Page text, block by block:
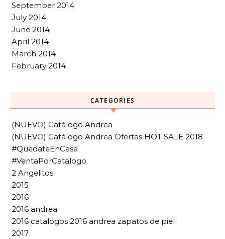
September 2014
July 2014
June 2014
April 2014
March 2014
February 2014
CATEGORIES
(NUEVO) Catálogo Andrea
(NUEVO) Catálogo Andrea Ofertas HOT SALE 2018
#QuedateEnCasa
#VentaPorCatalogo
2 Angelitos
2015
2016
2016 andrea
2016 catalogos 2016 andrea zapatos de piel
2017